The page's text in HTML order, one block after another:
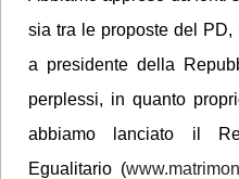
sia tra le proposte del
a presidente della
perplessi, in quanto
abbiamo lanciato il
Egualitario (